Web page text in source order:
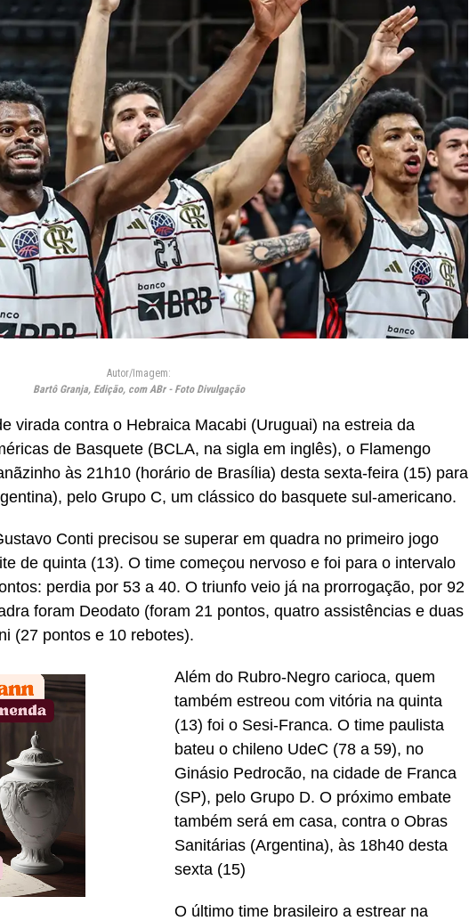
Autor/Imagem:
Bartô Granja, Edição, com ABr - Foto Divulgação
virada contra o Hebraica Macabi (Uruguai) na estreia da
de Basquete (BCLA, na sigla em inglês), o Flamengo
às 21h10 (horário de Brasília) desta sexta-feira (15) para
pelo Grupo C, um clássico do basquete sul-americano.
Conti precisou se superar em quadra no primeiro jogo
de quinta (13). O time começou nervoso e foi para o intervalo
perdia por 53 a 40. O triunfo veio já na prorrogação, por 92
foram Deodato (foram 21 pontos, quatro assistências e duas
(27 pontos e 10 rebotes).
Além do Rubro-Negro carioca, quem
também estreou com vitória na quinta
(13) foi o Sesi-Franca. O time paulista
bateu o chileno UdeC (78 a 59), no
Ginásio Pedrocão, na cidade de Franca
(SP), pelo Grupo D. O próximo embate
também será em casa, contra o Obras
Sanitárias (Argentina), às 18h40 desta
sexta (15)
O último time brasileiro a estrear na